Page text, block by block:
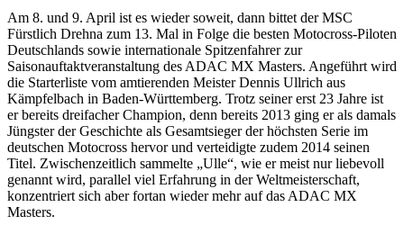
Am 8. und 9. April ist es wieder soweit, dann bittet der MSC
Fürstlich Drehna zum 13. Mal in Folge die besten Motocross-Piloten
Deutschlands sowie internationale Spitzenfahrer zur
Saisonauftaktveranstaltung des ADAC MX Masters. Angeführt wird
die Starterliste vom amtierenden Meister Dennis Ullrich aus
Kämpfelbach in Baden-Württemberg. Trotz seiner erst 23 Jahre ist
er bereits dreifacher Champion, denn bereits 2013 ging er als damals
Jüngster der Geschichte als Gesamtsieger der höchsten Serie im
deutschen Motocross hervor und verteidigte zudem 2014 seinen
Titel. Zwischenzeitlich sammelte „Ulle“, wie er meist nur liebevoll
genannt wird, parallel viel Erfahrung in der Weltmeisterschaft,
konzentriert sich aber fortan wieder mehr auf das ADAC MX
Masters.